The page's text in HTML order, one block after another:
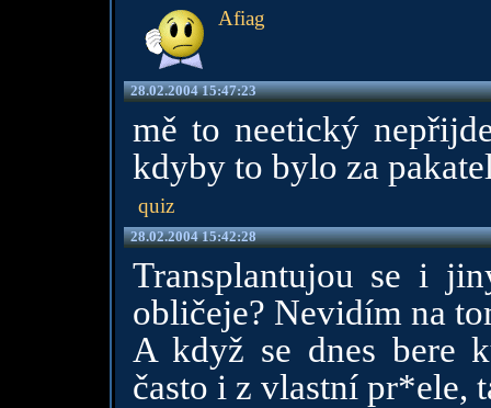
Afiag
28.02.2004 15:47:23
mě to neetický
kdyby to bylo za
quiz
28.02.2004 15:42:28
Transplantujou se i
obličeje? Nevidím na
A když se dnes bere
často i z vlastní pr*ele,